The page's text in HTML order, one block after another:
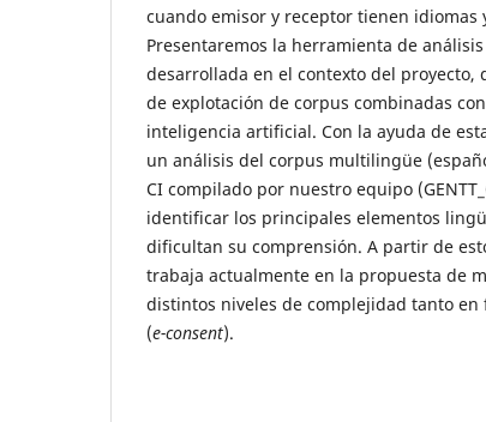
cuando emisor y receptor tienen
Presentaremos la herramienta de análisis
desarrollada en el contexto del
de explotación de corpus combinadas
inteligencia artificial. Con la ayuda de
un análisis del corpus multilingüe
CI compilado por nuestro equipo
identificar los principales elementos
dificultan su comprensión. A partir de
trabaja actualmente en la propuesta de
distintos niveles de complejidad tanto
(e-consent).